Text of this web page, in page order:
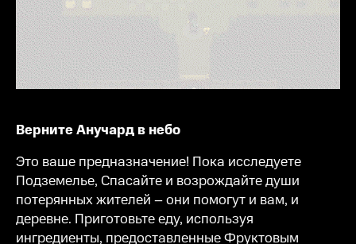
Верните Анучард в небо
Это ваше предназначение! Пока исследуете
Подземелье, Спасайте и возрождайте души
потерянных жителей – они помогут и вам, и
деревне. Приготовьте еду, используя
ингредиенты, предоставленные Фруктовым